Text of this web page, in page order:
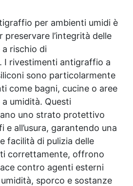
per ambienti umidi è
l’integrità delle
rischio di
I rivestimenti antigraffio a
sono particolarmente
come bagni, cucine o aree
umidità. Questi
uno strato protettivo
e all’usura, garantendo una
facilità di pulizia delle
correttamente, offrono
contro agenti esterni
sporco e sostanze